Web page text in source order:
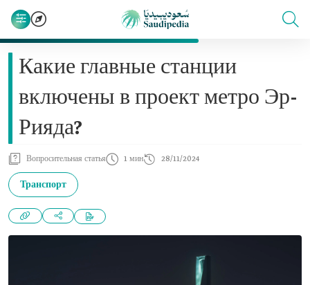
Какие главные станции
включены в проект метро Эр-
Рияда?
Вопросительная статья 1 мин 28/11/2024
Транспорт